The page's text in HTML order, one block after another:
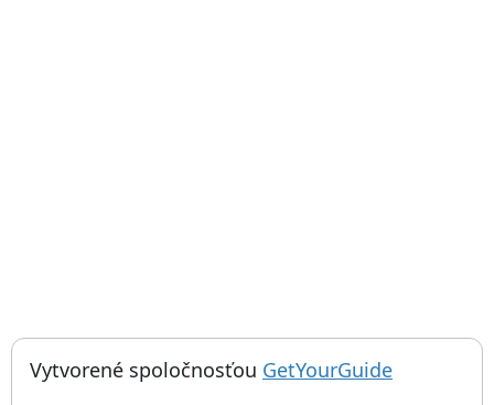
Things to do near Escalinata del Óvalo, La Escalinata,
Vytvorené spoločnosťou GetYourGuide; otvorí sa